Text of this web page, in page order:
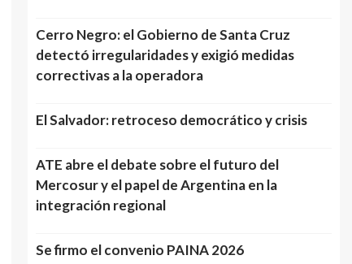
Cerro Negro: el Gobierno de Santa Cruz
detectó irregularidades y exigió medidas
correctivas a la operadora
El Salvador: retroceso democrático y crisis
ATE abre el debate sobre el futuro del
Mercosur y el papel de Argentina en la
integración regional
Se firmo el convenio PAINA 2026